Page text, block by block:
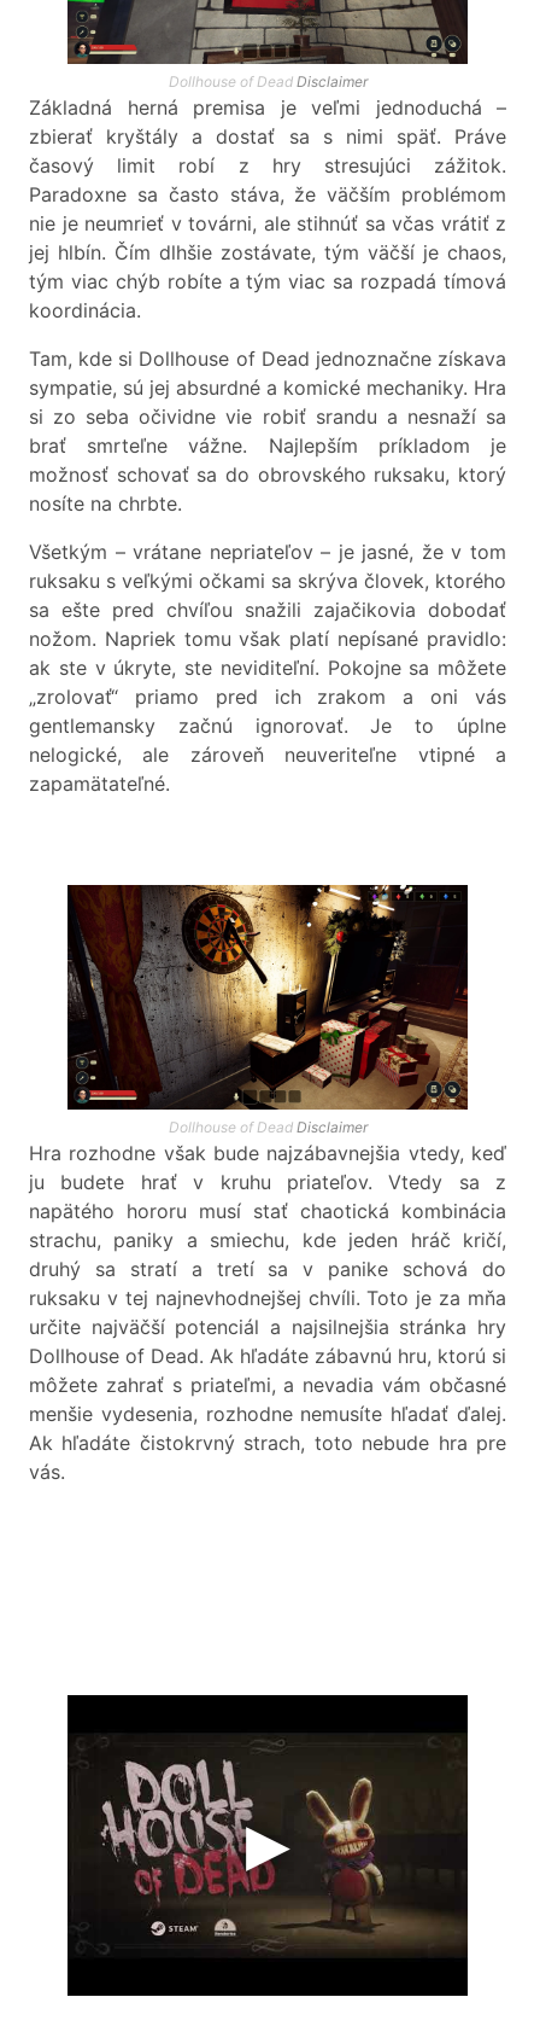
Dollhouse of Dead Disclaimer
Základná herná premisa je veľmi jednoduchá –
zbierať kryštály a dostať sa s nimi späť. Práve
časový limit robí z hry stresujúci zážitok.
Paradoxne sa často stáva, že väčším problémom
nie je neumrieť v továrni, ale stihnúť sa včas vrátiť z
jej hlbín. Čím dlhšie zostávate, tým väčší je chaos,
tým viac chýb robíte a tým viac sa rozpadá tímová
koordinácia.
Tam, kde si Dollhouse of Dead jednoznačne získava
sympatie, sú jej absurdné a komické mechaniky. Hra
si zo seba očividne vie robiť srandu a nesnaží sa
brať smrteľne vážne. Najlepším príkladom je
možnosť schovať sa do obrovského ruksaku, ktorý
nosíte na chrbte.
Všetkým – vrátane nepriateľov – je jasné, že v tom
ruksaku s veľkými očkami sa skrýva človek, ktorého
sa ešte pred chvíľou snažili zajačikovia dobodať
nožom. Napriek tomu však platí nepísané pravidlo:
ak ste v úkryte, ste neviditeľní. Pokojne sa môžete
„zrolovať“ priamo pred ich zrakom a oni vás
gentlemansky začnú ignorovať. Je to úplne
nelogické, ale zároveň neuveriteľne vtipné a
zapamätateľné.
Dollhouse of Dead Disclaimer
Hra rozhodne však bude najzábavnejšia vtedy, keď
ju budete hrať v kruhu priateľov. Vtedy sa z
napätého hororu musí stať chaotická kombinácia
strachu, paniky a smiechu, kde jeden hráč kričí,
druhý sa stratí a tretí sa v panike schová do
ruksaku v tej najnevhodnejšej chvíli. Toto je za mňa
určite najväčší potenciál a najsilnejšia stránka hry
Dollhouse of Dead. Ak hľadáte zábavnú hru, ktorú si
môžete zahrať s priateľmi, a nevadia vám občasné
menšie vydesenia, rozhodne nemusíte hľadať ďalej.
Ak hľadáte čistokrvný strach, toto nebude hra pre
vás.